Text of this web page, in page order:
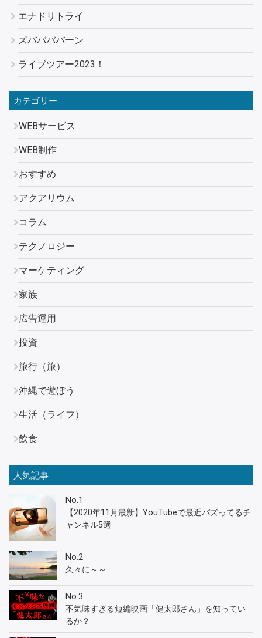
エナドリトライ
ズババババーン
ライブツアー2023！
カテゴリー
WEBサービス
WEB制作
おすすめ
アクアリウム
コラム
テクノロジー
マーケティング
家族
広告運用
投資
旅行（旅）
沖縄で遊ぼう
生活（ライフ）
飲食
人気記事
No.1
【2020年11月最新】YouTubeで最近バズってるチ
ャンネル5選
No.2
久々に～～
No.3
不気味すぎる短編映画「健太郎さん」を知ってい
るか？